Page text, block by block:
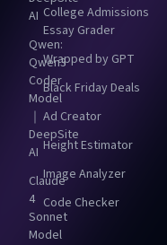
AI
Qwen:
Qwen3
Coder
Model
｜
DeepSite
AI
Claude
4
Sonnet
Model
College Admissions
Essay Grader
Wrapped by GPT
Black Friday Deals
Ad Creator
Height Estimator
Image Analyzer
Code Checker